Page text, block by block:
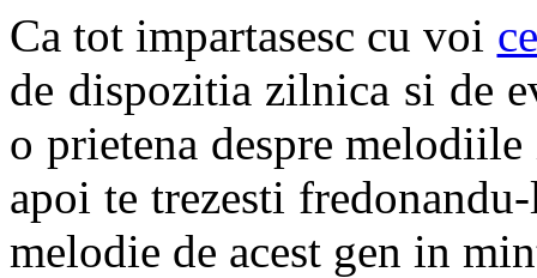
Ca tot impartasesc cu voi
de dispozitia zilnica si de
o prietena despre
apoi te trezesti
melodie de acest gen in